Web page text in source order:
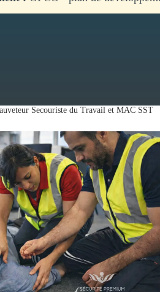
Secouriste du Travail et MAC SST